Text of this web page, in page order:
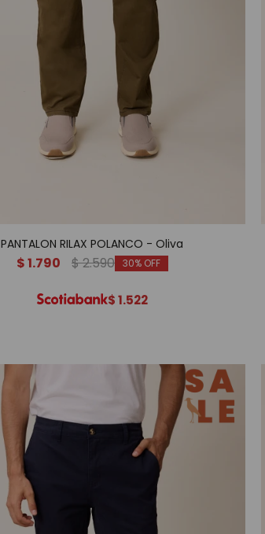
PANTALON RILAX POLANCO - Oliva
$1.790 $2.590 30
$1.522